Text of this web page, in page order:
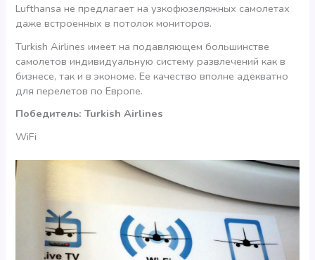
Lufthansa не предлагает на узкофюзеляжных самолетах
даже встроенных в потолок мониторов.
Turkish Airlines имеет на подавляющем большинстве
самолетов индивидуальную систему развлечений как в
бизнесе, так и в экономе. Ее качество вполне адекватно
для перелетов по Европе.
Победитель: Turkish Airlines
WiFi